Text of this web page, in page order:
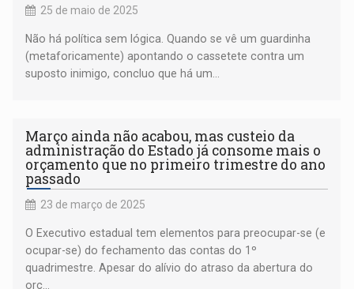
25 de maio de 2025
Não há política sem lógica. Quando se vê um guardinha
(metaforicamente) apontando o cassetete contra um
suposto inimigo, concluo que há um...
Março ainda não acabou, mas custeio da
administração do Estado já consome mais o
orçamento que no primeiro trimestre do ano
passado
23 de março de 2025
O Executivo estadual tem elementos para preocupar-se (e
ocupar-se) do fechamento das contas do 1º
quadrimestre. Apesar do alívio do atraso da abertura do
orç...